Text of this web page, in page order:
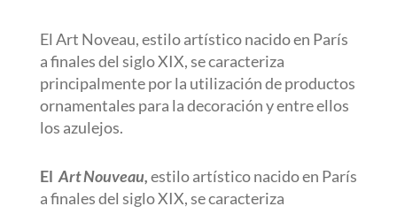
El Art Noveau, estilo artístico nacido en París
a finales del siglo XIX, se caracteriza
principalmente por la utilización de productos
ornamentales para la decoración y entre ellos
los azulejos.
El Art Nouveau,estilo artístico nacido en París
a finales del siglo XIX, se caracteriza